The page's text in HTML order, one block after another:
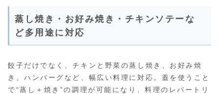
蒸し焼き・お好み焼き・チキンソテーな
ど多用途に対応
餃子だけでなく、チキンと野菜の蒸し焼き、お好み焼
き、ハンバーグなど、幅広い料理に対応。蓋を使うこと
で“蒸し＋焼き”の調理が可能になり、料理のレパートリ